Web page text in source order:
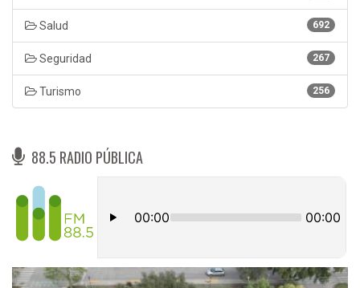
692
Salud
267
Seguridad
256
Turismo
88.5 RADIO PÚBLICA